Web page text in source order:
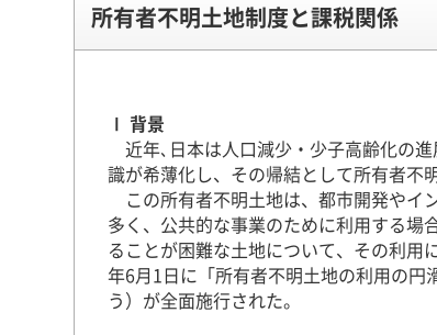
所有者不明土地制度と課税関係
Ⅰ 背景
近年､日本は人口減少・少子高齢化の
識が希薄化し、その帰結として所有者不
この所有者不明土地は、都市開発やイ
多く、公共的な事業のために利用する場
ることが困難な土地について、その利用
年6月1日に「所有者不明土地の利用の
う）が全面施行された。